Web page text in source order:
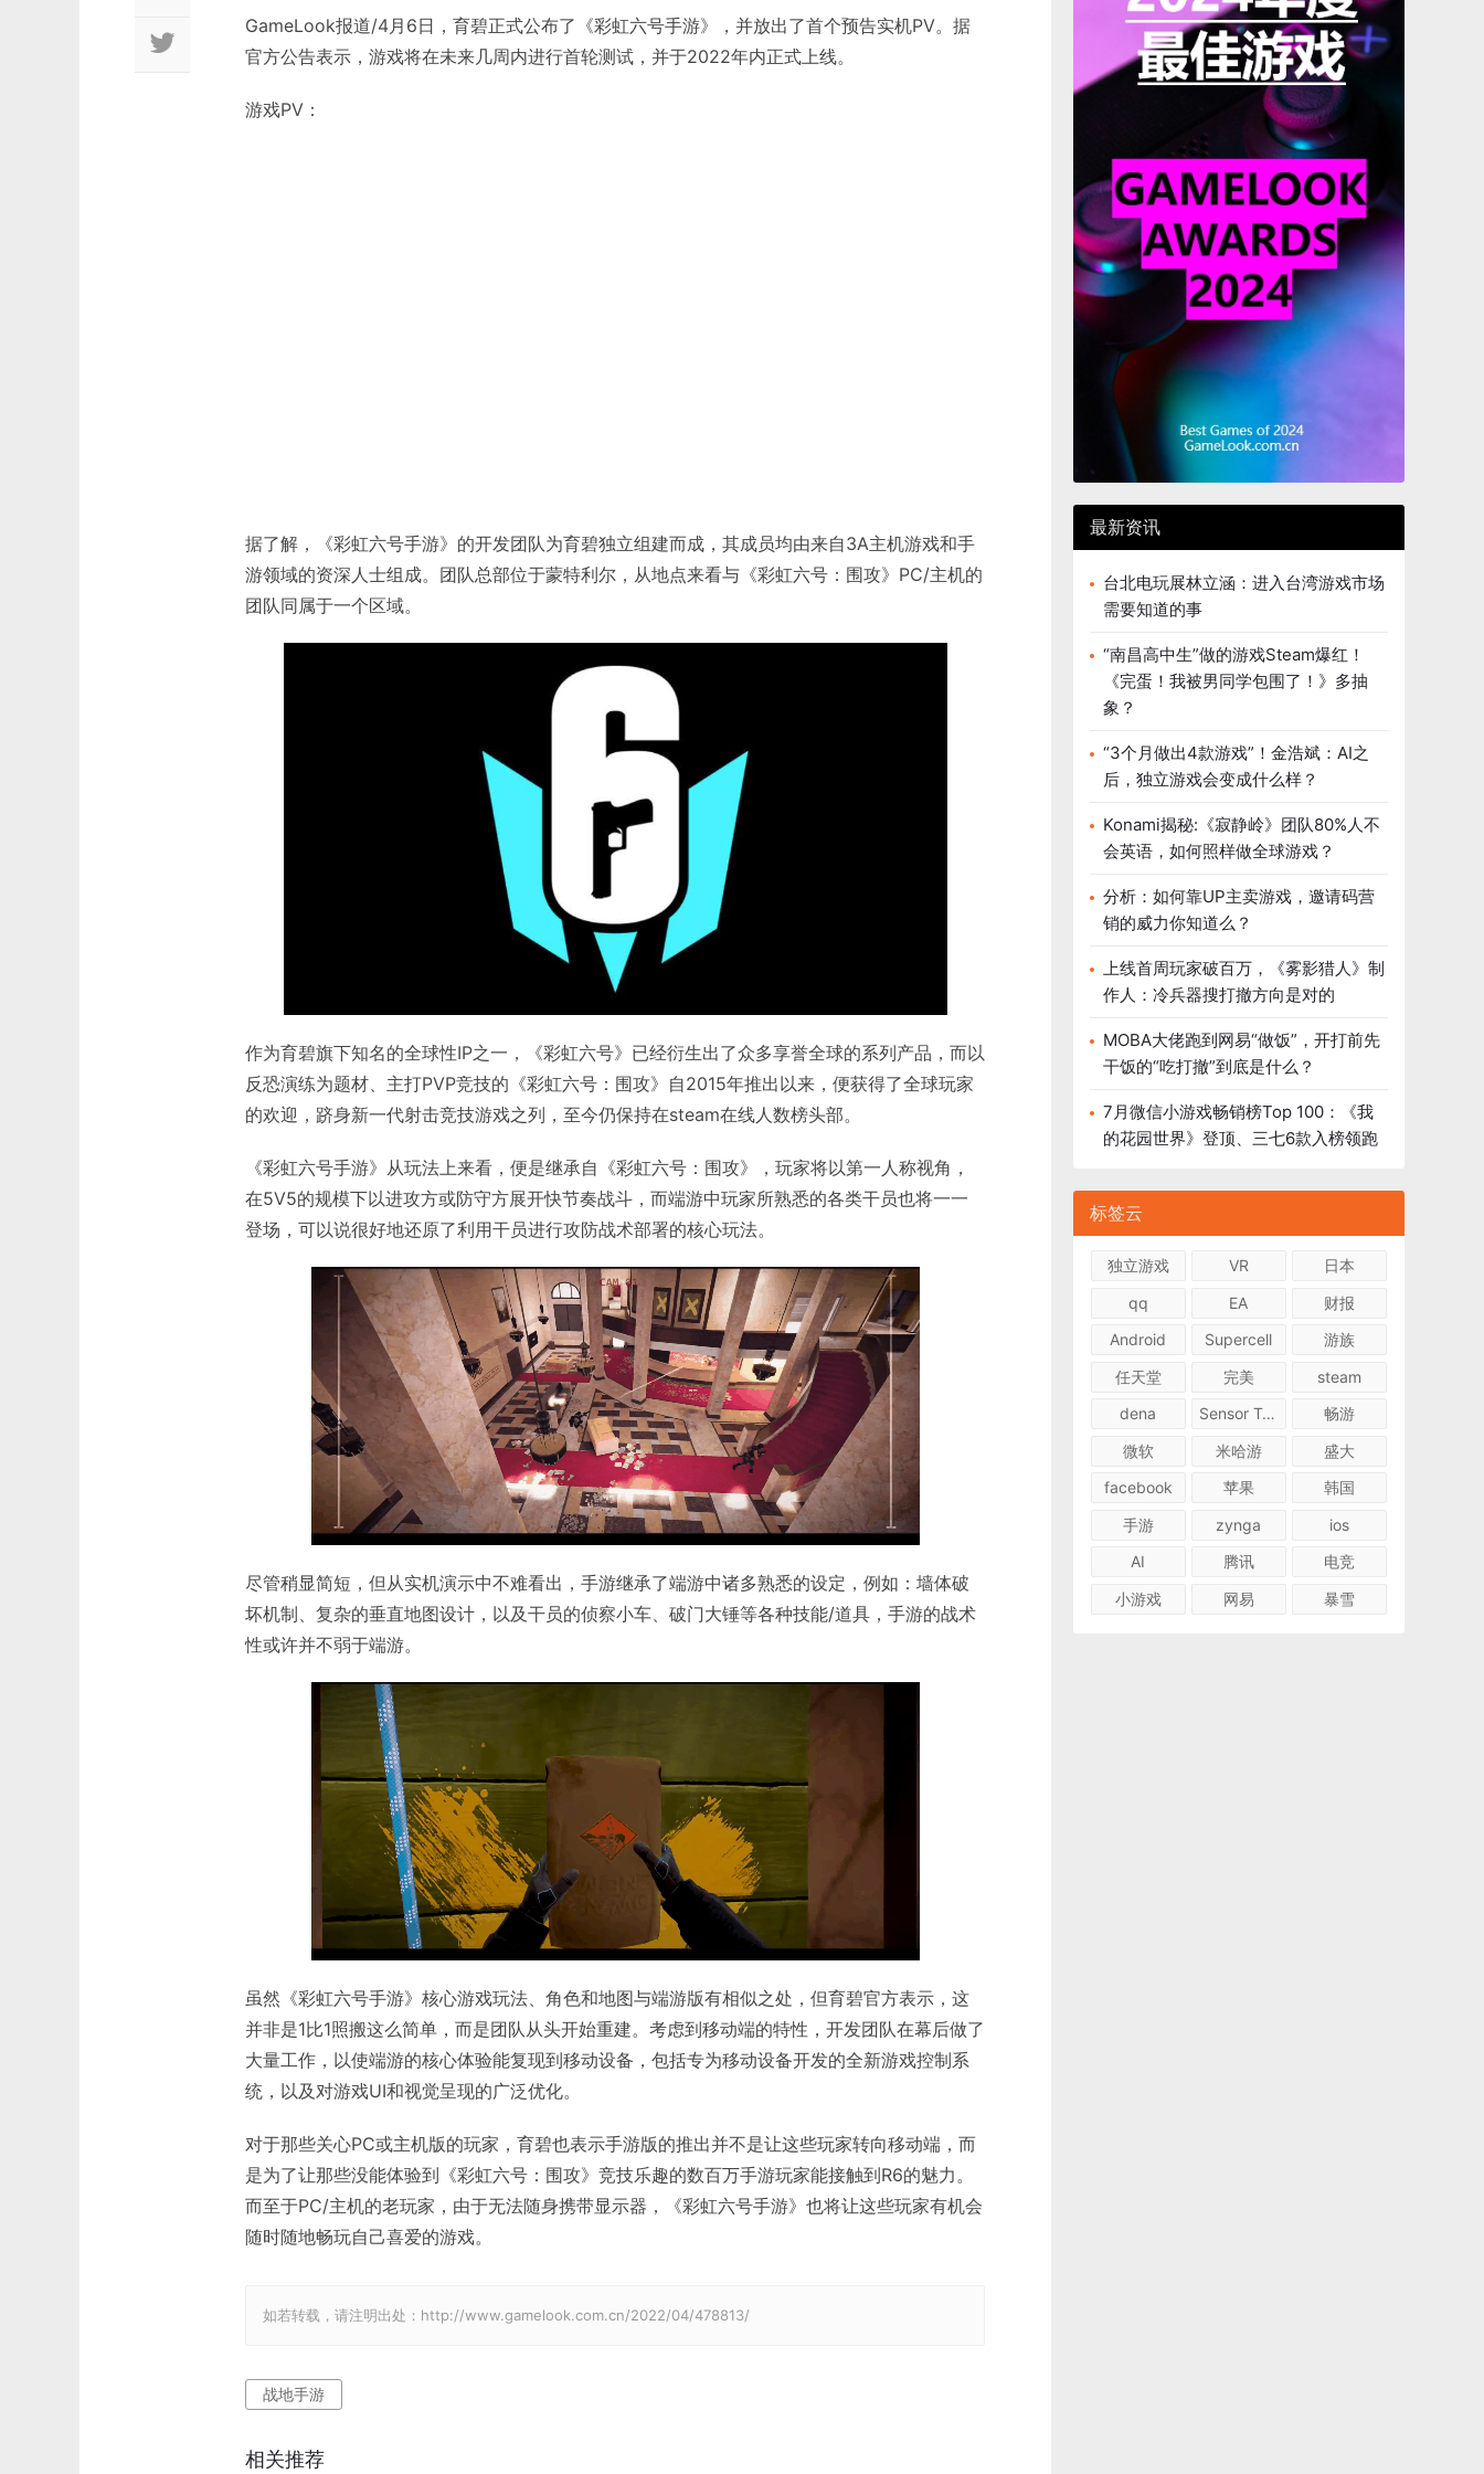
GameLook报道/4月6日，育碧正式公布了《彩虹六号手游》，并放出了首个预告实机PV。据
官方公告表示，游戏将在未来几周内进行首轮测试，并于2022年内正式上线。
游戏PV：
据了解，《彩虹六号手游》的开发团队为育碧独立组建而成，其成员均由来自3A主机游戏和手
游领域的资深人士组成。团队总部位于蒙特利尔，从地点来看与《彩虹六号：围攻》PC/主机的
团队同属于一个区域。
作为育碧旗下知名的全球性IP之一，《彩虹六号》已经衍生出了众多享誉全球的系列产品，而以
反恐演练为题材、主打PVP竞技的《彩虹六号：围攻》自2015年推出以来，便获得了全球玩家
的欢迎，跻身新一代射击竞技游戏之列，至今仍保持在steam在线人数榜头部。
《彩虹六号手游》从玩法上来看，便是继承自《彩虹六号：围攻》，玩家将以第一人称视角，
在5V5的规模下以进攻方或防守方展开快节奏战斗，而端游中玩家所熟悉的各类干员也将一一
登场，可以说很好地还原了利用干员进行攻防战术部署的核心玩法。
尽管稍显简短，但从实机演示中不难看出，手游继承了端游中诸多熟悉的设定，例如：墙体破
坏机制、复杂的垂直地图设计，以及干员的侦察小车、破门大锤等各种技能/道具，手游的战术
性或许并不弱于端游。
虽然《彩虹六号手游》核心游戏玩法、角色和地图与端游版有相似之处，但育碧官方表示，这
并非是1比1照搬这么简单，而是团队从头开始重建。考虑到移动端的特性，开发团队在幕后做了
大量工作，以使端游的核心体验能复现到移动设备，包括专为移动设备开发的全新游戏控制系
统，以及对游戏UI和视觉呈现的广泛优化。
对于那些关心PC或主机版的玩家，育碧也表示手游版的推出并不是让这些玩家转向移动端，而
是为了让那些没能体验到《彩虹六号：围攻》竞技乐趣的数百万手游玩家能接触到R6的魅力。
而至于PC/主机的老玩家，由于无法随身携带显示器，《彩虹六号手游》也将让这些玩家有机会
随时随地畅玩自己喜爱的游戏。
如若转载，请注明出处：http://www.gamelook.com.cn/2022/04/478813/
战地手游
相关推荐
最新资讯
台北电玩展林立涵：进入台湾游戏市场
需要知道的事
“南昌高中生”做的游戏Steam爆红！
《完蛋！我被男同学包围了！》多抽
象？
“3个月做出4款游戏”！金浩斌：AI之
后，独立游戏会变成什么样？
Konami揭秘:《寂静岭》团队80%人不
会英语，如何照样做全球游戏？
分析：如何靠UP主卖游戏，邀请码营
销的威力你知道么？
上线首周玩家破百万，《雾影猎人》制
作人：冷兵器搜打撤方向是对的
MOBA大佬跑到网易“做饭”，开打前先
干饭的“吃打撤”到底是什么？
7月微信小游戏畅销榜Top 100：《我
的花园世界》登顶、三七6款入榜领跑
标签云
独立游戏 VR
日本
qq
EA
财报
Android
Supercell
游族
任天堂
完美
steam
dena
Sensor Tower
畅游
微软
米哈游
盛大
facebook
苹果
韩国
手游
zynga
ios
AI
腾讯
电竞
小游戏
网易 暴雪